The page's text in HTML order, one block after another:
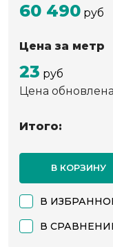
60 490 руб
Цена за метр
23 руб
Цена
Итого:
В КОРЗИНУ
В
В